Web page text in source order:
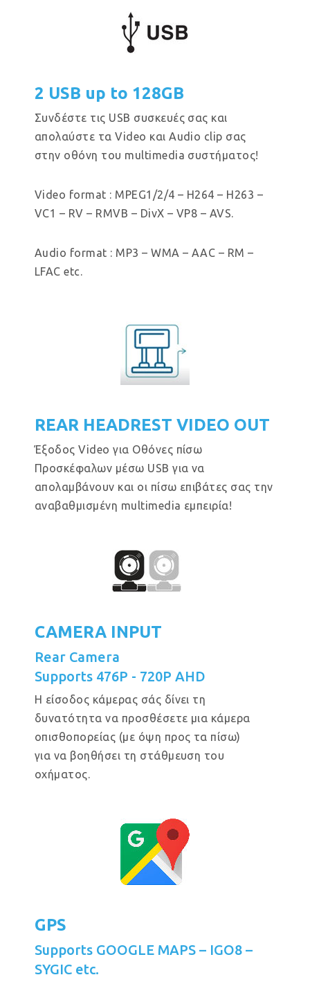
2 USB up to 128GB
Συνδέστε τις USB συσκευές σας και
απολαύστε τα Video και Audio clip σας
στην οθόνη του multimedia συστήματος!
Video format : MPEG1/2/4 – H264 – H263 –
VC1 – RV – RMVB – DivX – VP8 – AVS.
Audio format : MP3 – WMA – AAC – RM –
LFAC etc.
REAR HEADREST VIDEO OUT
Έξοδος Video για Οθόνες πίσω
Προσκέφαλων μέσω USB για να
απολαμβάνουν και οι πίσω επιβάτες σας την
αναβαθμισμένη multimedia εμπειρία!
CAMERA INPUT
Rear Camera
Supports 476P - 720P AHD
Η είσοδος κάμερας σάς δίνει τη
δυνατότητα να προσθέσετε μια κάμερα
οπισθοπορείας (με όψη προς τα πίσω)
για να βοηθήσει τη στάθμευση του
οχήματος.
GPS
Supports GOOGLE MAPS – IGO8 –
SYGIC etc.